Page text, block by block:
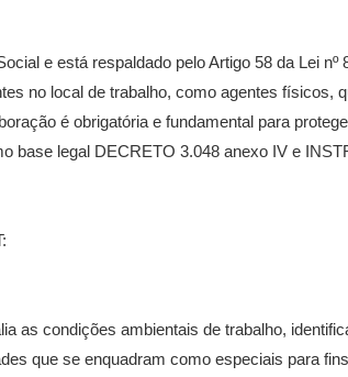
e está respaldado pelo Artigo 58 da Lei nº
no local de trabalho, como agentes físicos,
é obrigatória e fundamental para
base legal DECRETO 3.048 anexo IV e
as condições ambientais de trabalho,
que se enquadram como especiais para